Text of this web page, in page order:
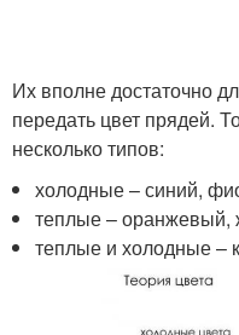
Их вполне достаточно
передать цвет прядей.
несколько типов:
холодные – синий,
теплые – оранжевый,
теплые и холодные –